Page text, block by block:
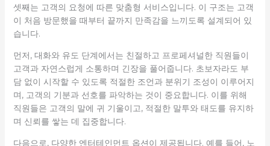
셋째는 고객의 요청에 따른 맞춤형 서비스입니다. 이 구조는 고객
이 처음 방문했을 때부터 끝까지 만족감을 느끼도록 설계되어 있
습니다.
먼저, 대화와 유도 단계에서는 친절하고 프로페셔널한 직원들이
고객과 자연스럽게 소통하며 긴장을 풀어줍니다. 초보자라도 부
담 없이 시작할 수 있도록 적절한 조언과 분위기 조성이 이루어지
며, 고객의 기분과 선호를 파악하는 것이 중요합니다. 이를 위해
직원들은 고객의 말에 귀 기울이고, 적절한 말투와 태도를 유지하
며 신뢰를 쌓는 데 집중합니다.
다음으로, 다양한 엔터테인먼트 옵션이 제공됩니다. 예를 들어, 노